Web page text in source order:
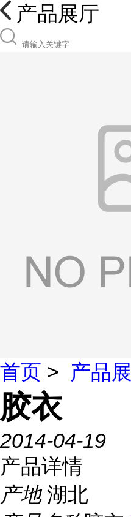
产品展厅
首页 > 产品
胶衣
2014-04-19
产品详情
产地 湖北